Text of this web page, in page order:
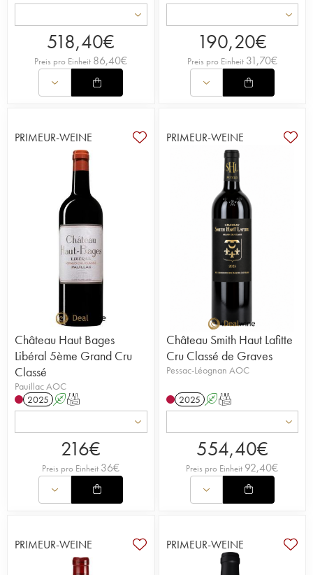
518,40€
Preis pro Einheit 86,40€
190,20€
Preis pro Einheit 31,70€
PRIMEUR-WEINE
Château Haut Bages
Libéral 5ème Grand Cru
Classé
Pauillac AOC
2025 AT
216€
Preis pro Einheit 36€
PRIMEUR-WEINE
Château Smith Haut Lafitte
Cru Classé de Graves
Pessac-Léognan AOC
2025 AT
554,40€
Preis pro Einheit 92,40€
PRIMEUR-WEINE PRIMEUR-WEINE